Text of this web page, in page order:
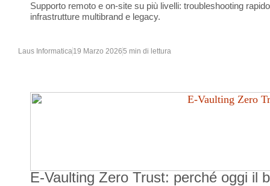
Supporto remoto e on-site su più livelli: troubleshooting
infrastrutture multibrand e legacy.
Laus Informatica19 Marzo 20265 min di lettura
E-Vaulting Zero Trust: perché oggi il